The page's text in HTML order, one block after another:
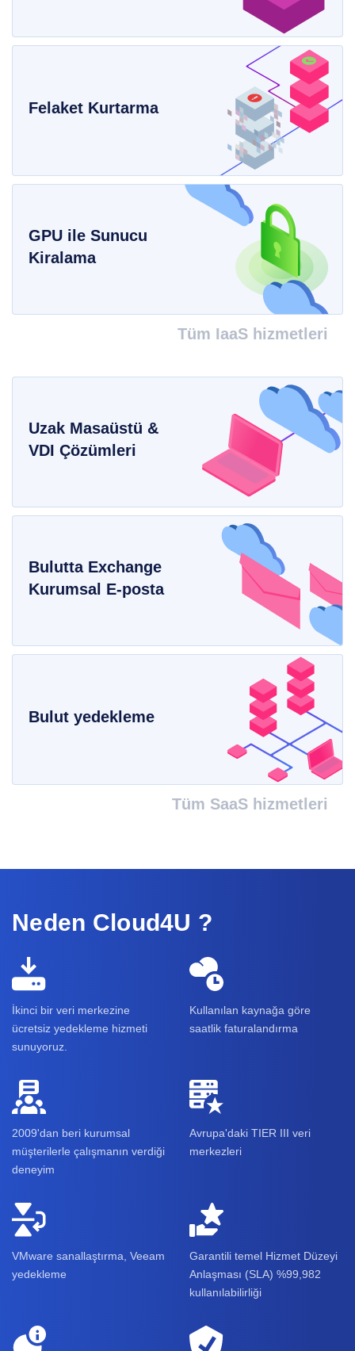
Felaket Kurtarma
GPU ile Sunucu
Kiralama
Tüm IaaS hizmetleri
Uzak Masaüstü &
VDI Çözümleri
Bulutta Exchange
Kurumsal E-posta
Bulut yedekleme
Tüm SaaS hizmetleri
Neden Cloud4U ?
İkinci bir veri merkezine
ücretsiz yedekleme hizmeti
sunuyoruz.
Kullanılan kaynağa göre
saatlik faturalandırma
2009'dan beri kurumsal
müşterilerle çalışmanın verdiği
deneyim
Avrupa'daki TIER III veri
merkezleri
VMware sanallaştırma, Veeam
yedekleme
Garantili temel Hizmet Düzeyi
Anlaşması (SLA) %99,982
kullanılabilirliği